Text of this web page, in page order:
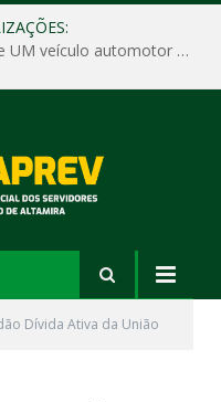
Dispensa Nº 002/2026: Locação de UM veículo automotor sem motorista, tipo passeio, com seguro total e quilometragem livre, para atender as demandas operacionais e administrativas do Instituto de Previdência Social dos Servidores Públicos do Município de Altamira – PA – ALTAPREV.
Dívida Ativa da União